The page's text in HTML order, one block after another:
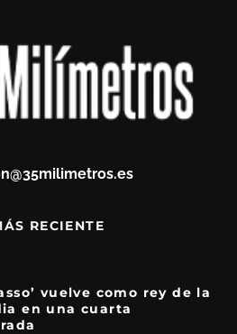
RECIENTE
vuelve como rey de la
en una cuarta